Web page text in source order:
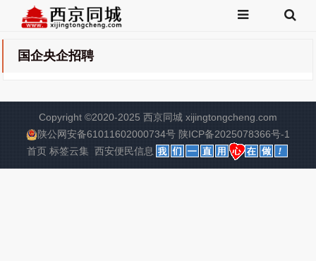
国企央企招聘
Copyright©2020-2025 西京同城 xijingtongcheng.com
陕公网安备61011602000734号 陕ICP备2025078366号-1
首页 标签云集 西安便民信息